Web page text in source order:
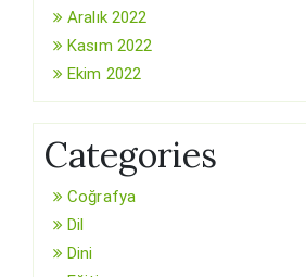
Aralık 2022
Kasım 2022
Ekim 2022
Categories
Coğrafya
Dil
Dini